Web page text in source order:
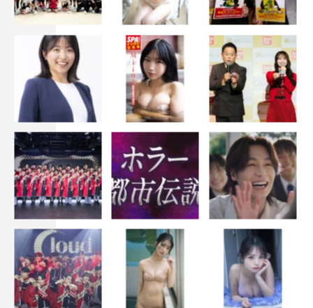
殊犯罪潜入捜査～』『1リットルの涙』ほか）
のあとで』『ゴーストライター』ほか）
山内大典（『海月姫』、『ストロベリーナイト・サーガ』
ほか）
木村真人（『絶対零度～未然犯罪潜入捜査～』）
音楽：河野伸（『恋はつづくよどこまでも』『おっさんず
ラブ』『任侠ヘルパー』『メイちゃんの執事』ほか）
制作：フジテレビ
制作著作：共同テレビ
原作：『知ってるワイフ』
制作：STUDIO DRAGON CORPORATION /Chorokbaem
Media
配給：CJ ENM Co.,Ltd
脚本：ヤン・ヒスン